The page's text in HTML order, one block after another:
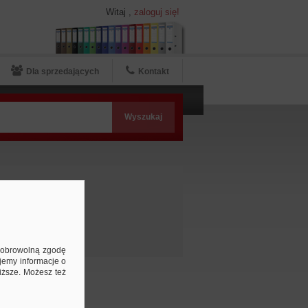
Dla sprzedających Kontakt
Witaj , zaloguj się!
zgodę
informacje o
Możesz też